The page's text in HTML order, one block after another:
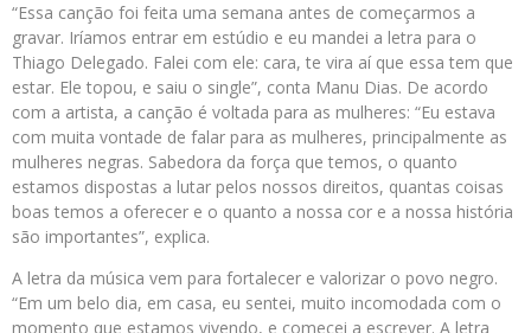
“Essa canção foi feita uma semana antes de começarmos a
gravar. Iríamos entrar em estúdio e eu mandei a letra para o
Thiago Delegado. Falei com ele: cara, te vira aí que essa tem que
estar. Ele topou, e saiu o single”, conta Manu Dias. De acordo
com a artista, a canção é voltada para as mulheres: “Eu estava
com muita vontade de falar para as mulheres, principalmente as
mulheres negras. Sabedora da força que temos, o quanto
estamos dispostas a lutar pelos nossos direitos, quantas coisas
boas temos a oferecer e o quanto a nossa cor e a nossa história
são importantes”, explica.
A letra da música vem para fortalecer e valorizar o povo negro.
“Em um belo dia, em casa, eu sentei, muito incomodada com o
momento que estamos vivendo, e comecei a escrever. A letra